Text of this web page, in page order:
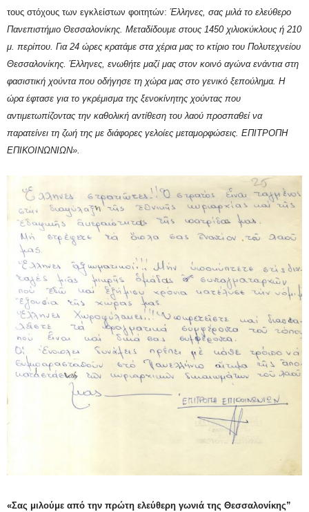
τους στόχους των εγκλείστων φοιτητών: Έλληνες, σας μιλά το ελεύθερο
Πανεπιστήμιο Θεσσαλονίκης. Μεταδίδουμε στους 1450 χιλιοκύκλους ή 210
μ. περίπου. Για 24 ώρες κρατάμε στα χέρια μας το κτίριο του Πολυτεχνείου
Θεσσαλονίκης. Έλληνες, ενωθήτε μαζί μας στον κοινό αγώνα ενάντια στη
φασιστική χούντα που οδήγησε τη χώρα μας στο γενικό ξεπούλημα. Η
ώρα έφτασε για το γκρέμισμα της ξενοκίνητης χούντας που
αντιμετωπίζοντας την καθολική αντίθεση του λαού προσπαθεί να
παρατείνει τη ζωή της με διάφορες γελοίες μεταμορφώσεις. ΕΠΙΤΡΟΠΗ
ΕΠΙΚΟΙΝΩΝΙΩΝ».
«Σας μιλούμε από την πρώτη ελεύθερη γωνιά της Θεσσαλονίκης”